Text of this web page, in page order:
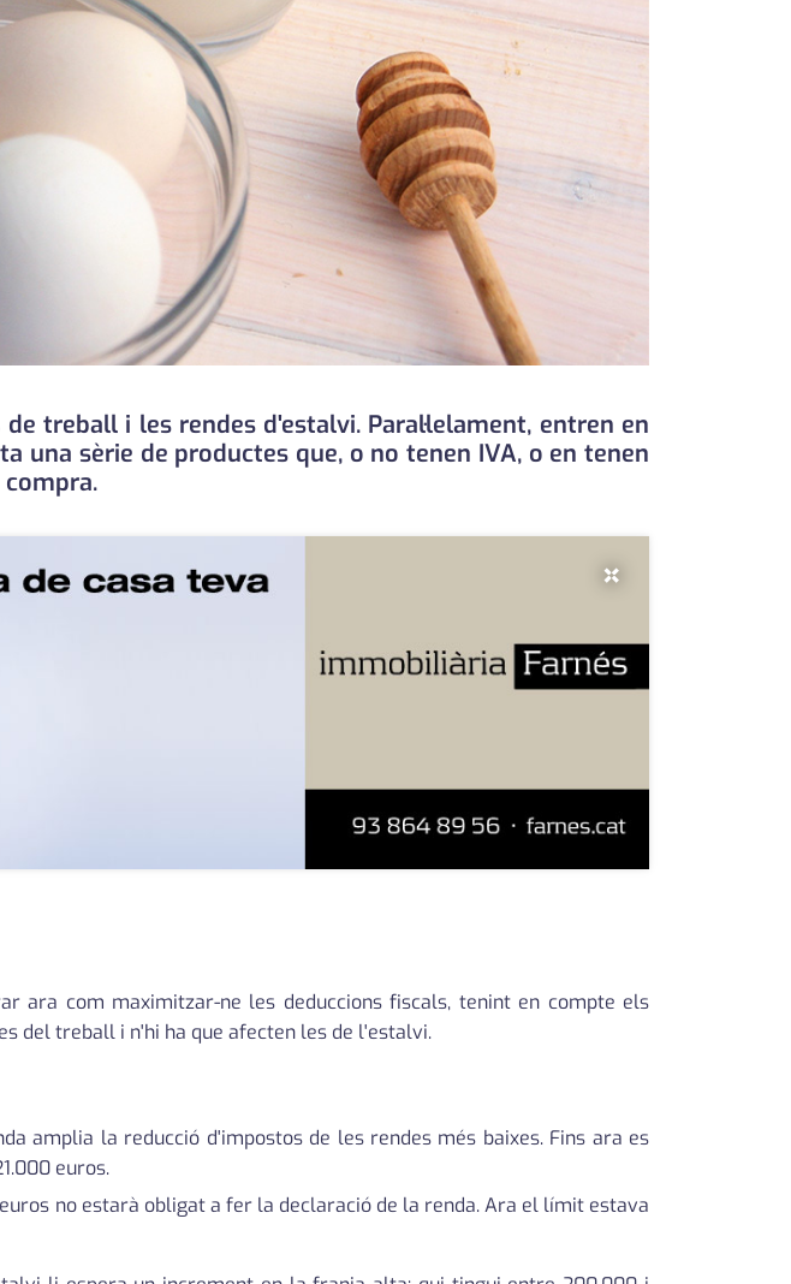
treball i les rendes d'estalvi. Paral·lelament, entren en
una sèrie de productes que, o no tenen IVA, o en tenen
×
ara com maximitzar-ne les deduccions fiscals, tenint en compte els
del treball i n'hi ha que afecten les de l'estalvi.
amplia la reducció d'impostos de les rendes més baixes. Fins ara es
euros.
no estarà obligat a fer la declaració de la renda. Ara el límit estava